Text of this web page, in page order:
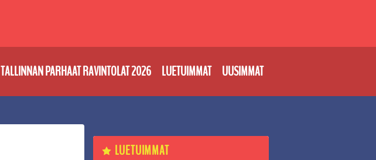
TALLINNAN PARHAAT RAVINTOLAT 2026 LUETUIMMAT UUSIMMAT
LUETUIMMAT